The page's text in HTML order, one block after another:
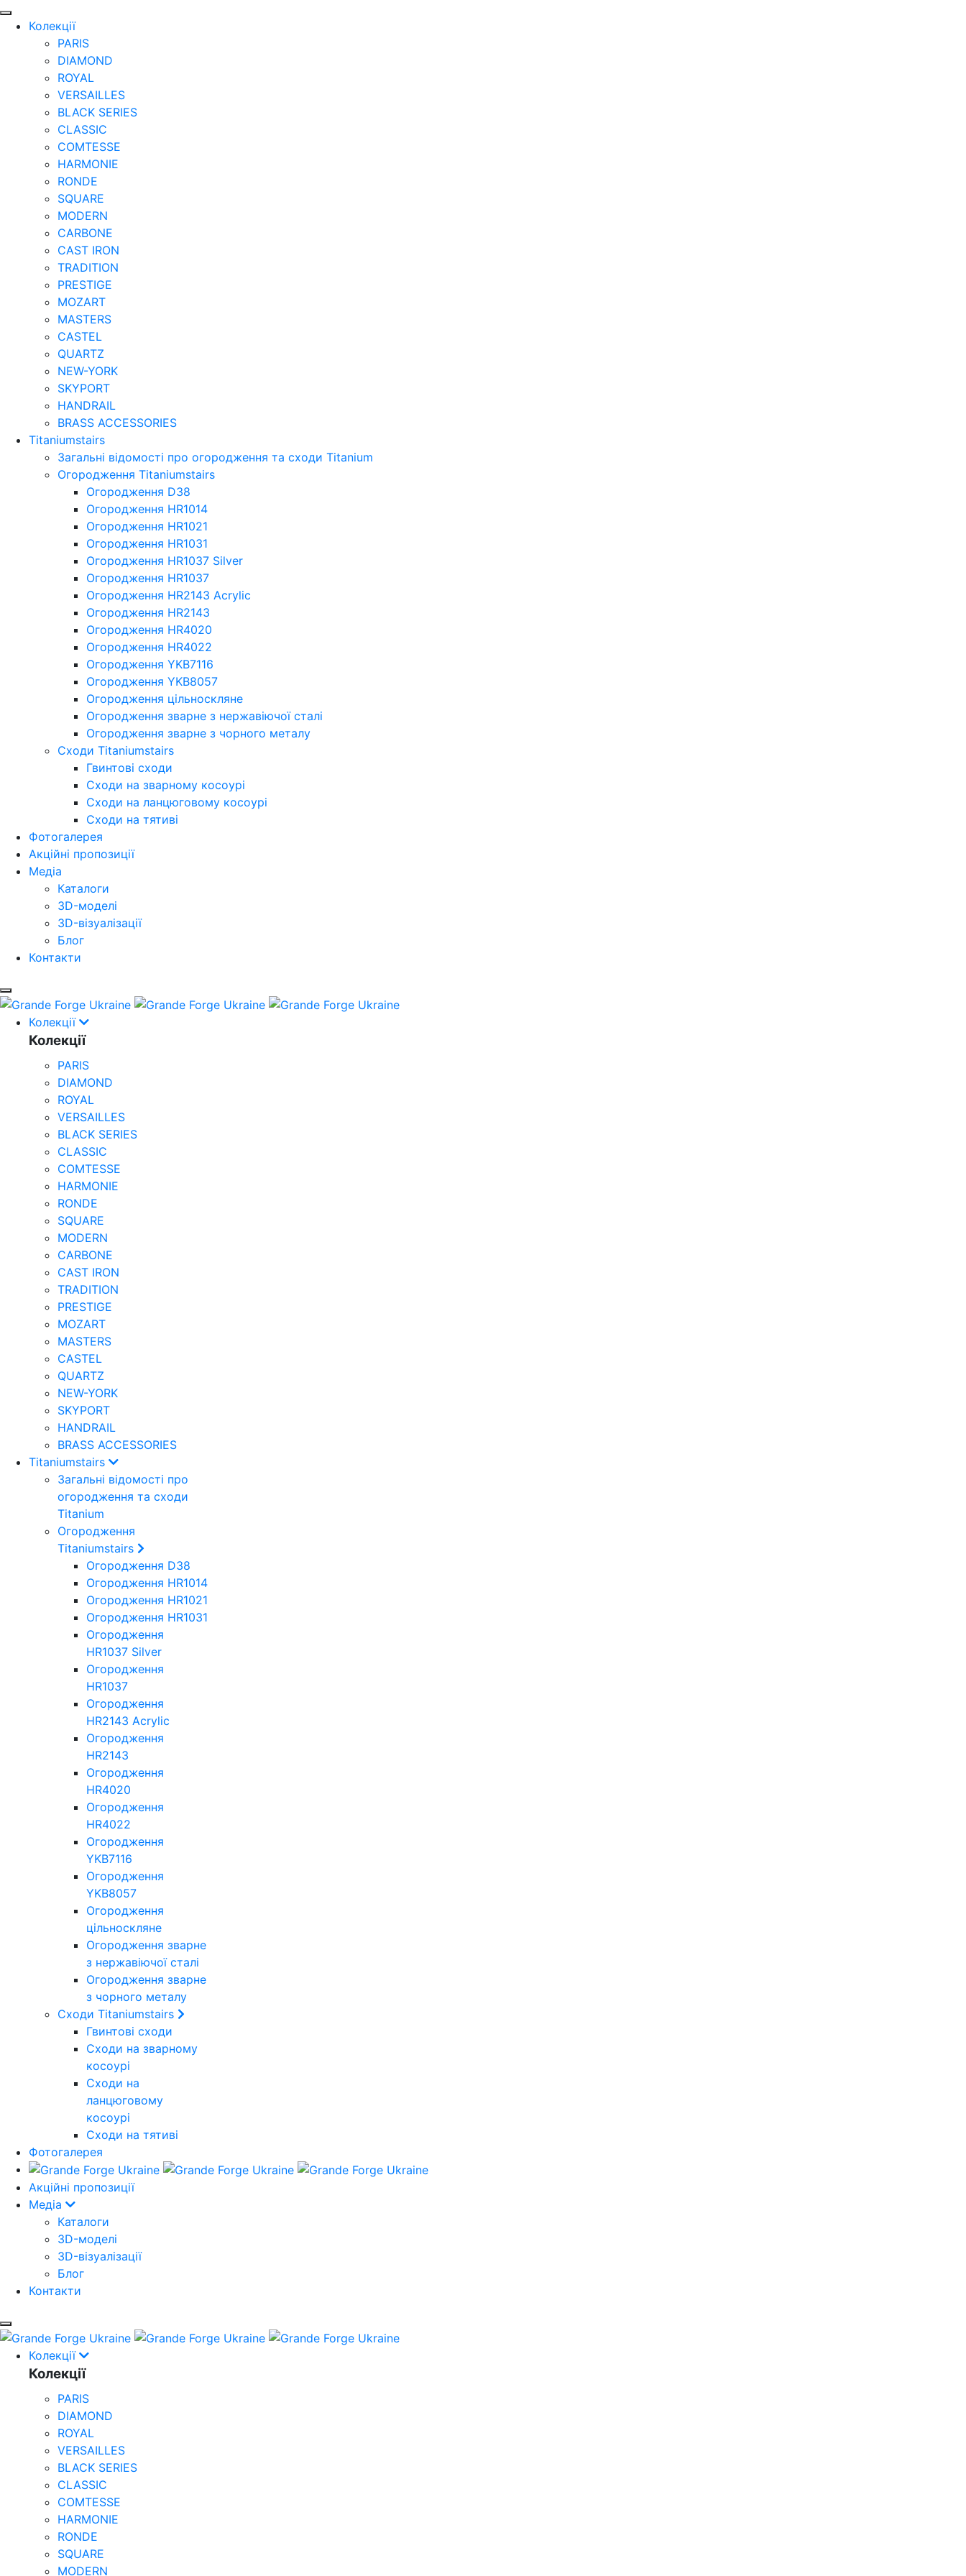
Колекції
PARIS
DIAMOND
ROYAL
VERSAILLES
BLACK SERIES
CLASSIC
COMTESSE
HARMONIE
RONDE
SQUARE
MODERN
CARBONE
CAST IRON
TRADITION
PRESTIGE
MOZART
MASTERS
CASTEL
QUARTZ
NEW-YORK
SKYPORT
HANDRAIL
BRASS ACCESSORIES
Titaniumstairs
Загальні відомості про огородження та сходи Titanium
Огородження Titaniumstairs
Огородження D38
Огородження HR1014
Огородження HR1021
Огородження HR1031
Огородження HR1037 Silver
Огородження HR1037
Огородження HR2143 Acrylic
Огородження HR2143
Огородження HR4020
Огородження HR4022
Огородження YKB7116
Огородження YKB8057
Огородження цільноскляне
Огородження зварне з нержавіючої сталі
Огородження зварне з чорного металу
Сходи Titaniumstairs
Гвинтові сходи
Cходи на зварному косоурі
Сходи на ланцюговому косоурі
Cходи на тятиві
Фотогалерея
Акційні пропозиції
Медіа
Каталоги
3D-моделі
3D-візуалізації
Блог
Контакти
Колекції
Колекції
PARIS
DIAMOND
ROYAL
VERSAILLES
BLACK SERIES
CLASSIC
COMTESSE
HARMONIE
RONDE
SQUARE
MODERN
CARBONE
CAST IRON
TRADITION
PRESTIGE
MOZART
MASTERS
CASTEL
QUARTZ
NEW-YORK
SKYPORT
HANDRAIL
BRASS ACCESSORIES
Titaniumstairs
Загальні відомості про
огородження та сходи
Titanium
Огородження
Titaniumstairs
Огородження D38
Огородження HR1014
Огородження HR1021
Огородження HR1031
Огородження
HR1037 Silver
Огородження
HR1037
Огородження
HR2143 Acrylic
Огородження
HR2143
Огородження
HR4020
Огородження
HR4022
Огородження
YKB7116
Огородження
YKB8057
Огородження
цільноскляне
Огородження зварне
з нержавіючої сталі
Огородження зварне
з чорного металу
Сходи Titaniumstairs
Гвинтові сходи
Cходи на зварному
косоурі
Сходи на
ланцюговому
косоурі
Cходи на тятиві
Фотогалерея
Акційні пропозиції
Медіа
Каталоги
3D-моделі
3D-візуалізації
Блог
Контакти
Колекції
Колекції
PARIS
DIAMOND
ROYAL
VERSAILLES
BLACK SERIES
CLASSIC
COMTESSE
HARMONIE
RONDE
SQUARE
MODERN